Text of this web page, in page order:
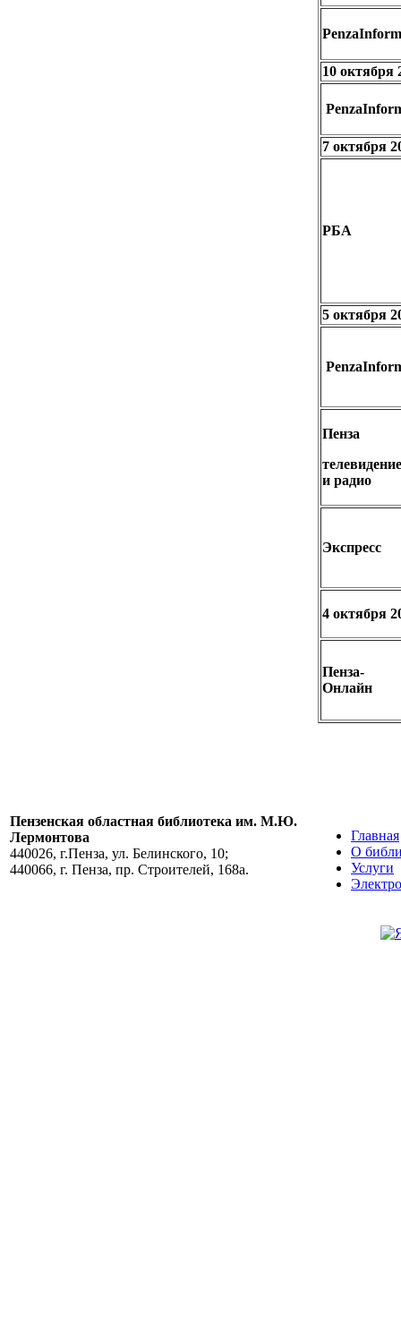
PenzaInform
10 октября
7 октября
РБА
5 октября
Пенза
телевидение
и радио
Экспресс
4 октября
Пенза-
Онлайн
Пензенская областная библиотека им. М.Ю.
Лермонтова
440026, г.Пенза, ул. Белинского, 10;
440066, г. Пенза, пр. Строителей, 168а.
Главная
О
Услуги